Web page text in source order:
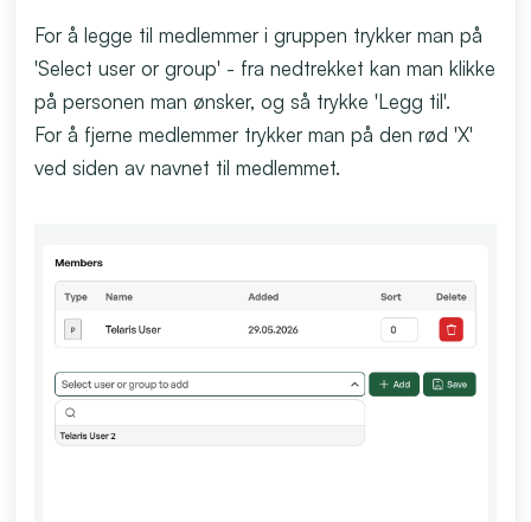
For å legge til medlemmer i gruppen trykker man på
'Select user or group' - fra nedtrekket kan man klikke
på personen man ønsker, og så trykke 'Legg til'.
For å fjerne medlemmer trykker man på den rød 'X'
ved siden av navnet til medlemmet.